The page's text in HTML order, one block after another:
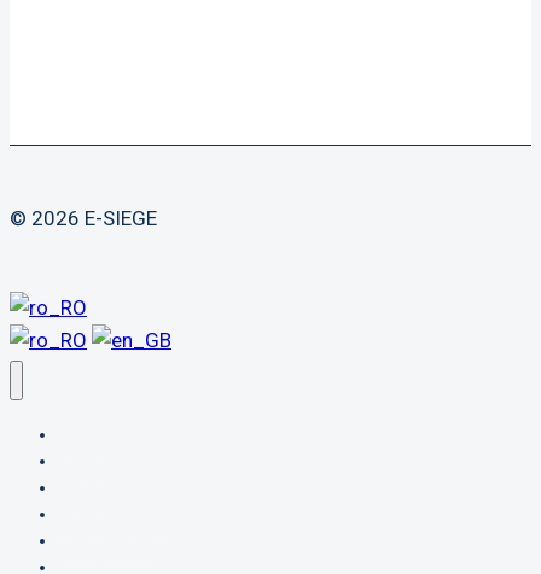
© 2026 E-SIEGE